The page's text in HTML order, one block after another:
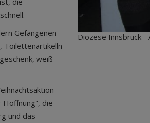
Gefangenen
Toilettenartikelln
weiß
die
und das
Diözese Innsbruck -